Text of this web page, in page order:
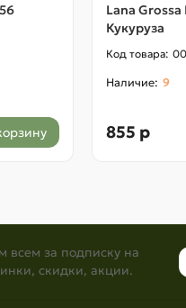
Lana
Кукуруза
9
855 р
всем за подписку на
скидки, акции.